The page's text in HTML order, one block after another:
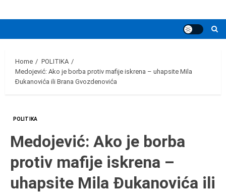
Home
POLITIKA
Medojević: Ako je borba protiv mafije iskrena – uhapsite Mila
Đukanovića ili Brana Gvozdenovića
POLITIKA
Medojević: Ako je borba
protiv mafije iskrena –
uhapsite Mila Đukanovića ili